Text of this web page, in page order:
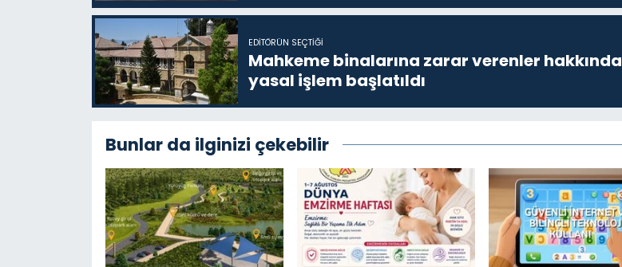
EDITÖRÜN SEÇTIĞI
Mahkeme binalarına zarar verenler hakkında
yasal işlem başlatıldı
Bunlar da ilginizi çekebilir